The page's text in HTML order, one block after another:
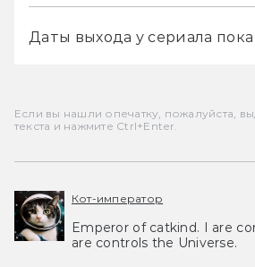
Даты выхода у сериала пока
Если вы нашли опечатку, пожалуйста,
текста и нажмите Ctrl+Enter.
Кот-император
Emperor of catkind. I are
are controls the Universe.